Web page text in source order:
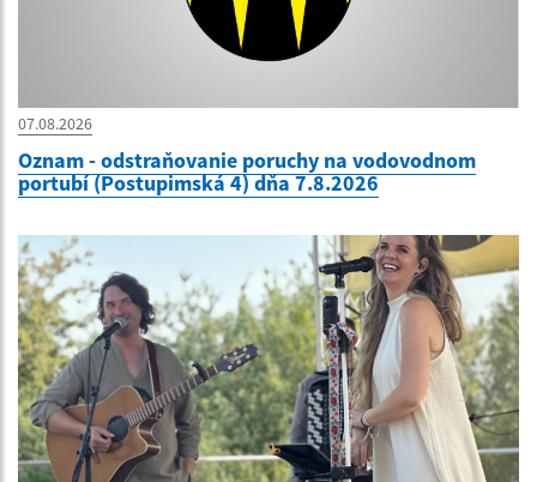
07.08.2026
Oznam - odstraňovanie poruchy na vodovodnom
portubí (Postupimská 4) dňa 7.8.2026